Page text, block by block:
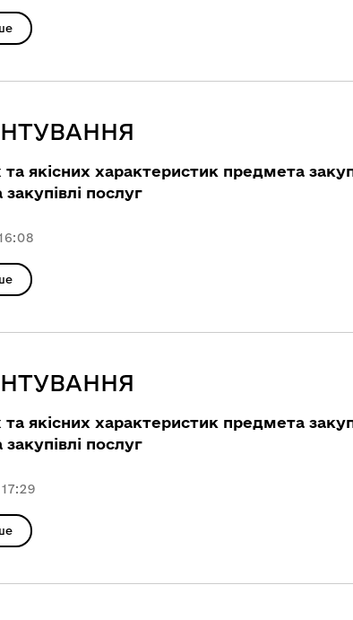
та якісних характеристик предмета
послуг
та якісних характеристик предмета
послуг